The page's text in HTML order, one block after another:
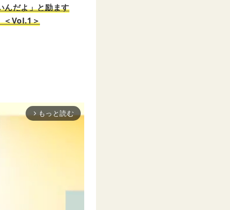
んだよ」と励ます
＜Vol.1＞
arrow_forward_ios もっと読む